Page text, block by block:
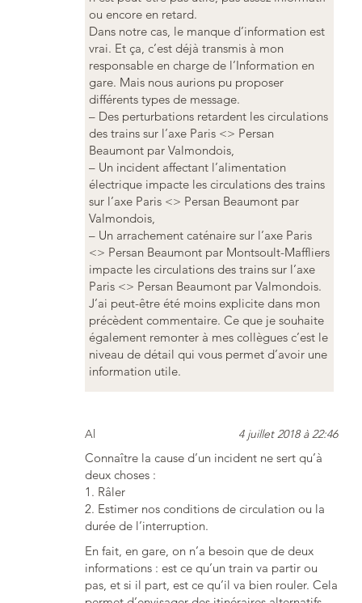
ou encore en retard.
Dans notre cas, le manque d’information est
vrai. Et ça, c’est déjà transmis à mon
responsable en charge de l’Information en
gare. Mais nous aurions pu proposer
différents types de message.
– Des perturbations retardent les circulations
des trains sur l’axe Paris <> Persan
Beaumont par Valmondois,
– Un incident affectant l’alimentation
électrique impacte les circulations des trains
sur l’axe Paris <> Persan Beaumont par
Valmondois,
– Un arrachement caténaire sur l’axe Paris
<> Persan Beaumont par Montsoult-Maffliers
impacte les circulations des trains sur l’axe
Paris <> Persan Beaumont par Valmondois.
J’ai peut-être été moins explicite dans mon
précèdent commentaire. Ce que je souhaite
également remonter à mes collègues c’est le
niveau de détail qui vous permet d’avoir une
information utile.
Al 4 juillet 2018 à 22:46
Connaître la cause d’un incident ne sert qu’à
deux choses :
1. Râler
2. Estimer nos conditions de circulation ou la
durée de l’interruption.
En fait, en gare, on n’a besoin que de deux
informations : est ce qu’un train va partir ou
pas, et si il part, est ce qu’il va bien rouler. Cela